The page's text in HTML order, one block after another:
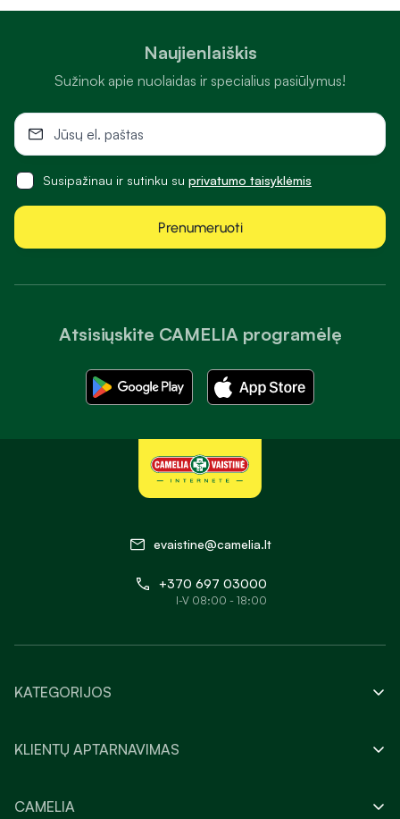
Atsisiųskite CAMELIA programėlę
Naujienlaiškis
Sužinok apie nuolaidas ir specialius pasiūlymus!
Susipažinau ir sutinku su privatumo taisyklėmis
Prenumeruoti
evaistine@camelia.lt
+370 697 03000
I-V 08:00 - 18:00
KATEGORIJOS
KLIENTŲ APTARNAVIMAS
CAMELIA